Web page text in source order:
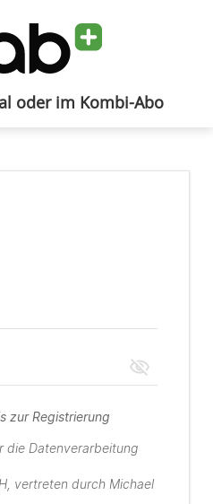
oder im Kombi-Abo